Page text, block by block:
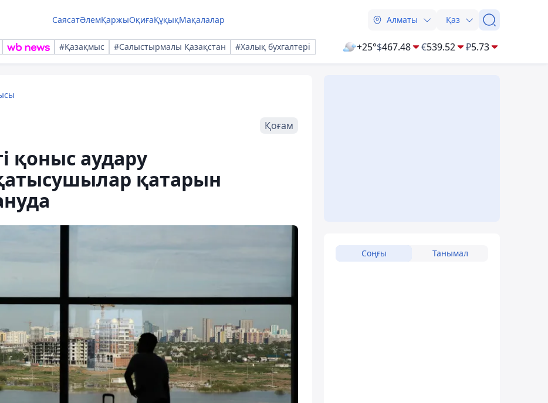
СаясатӘлемҚаржыОқиғаҚұқықМақалалар Алматы Қаз
#Қазақмыс #Салыстырмалы Қазақстан #Халық бухгалтері +25°$467.48 €539.52 ₽5.73
Қоғам
қоныс аудару
қатарын
Соңғы Танымал